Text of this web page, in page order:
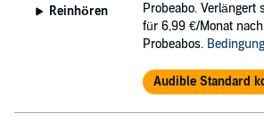
Reinhören
Probeabo. Verlängert
für 6,99 €/Monat
Probeabos.
Audible Standard